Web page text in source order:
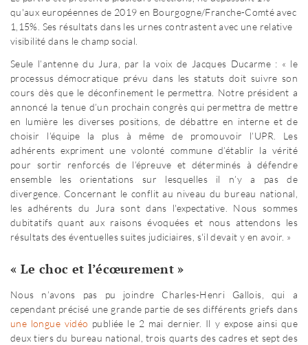
qu'aux européennes de 2019 en Bourgogne/Franche-Comté avec
1,15%. Ses résultats dans les urnes contrastent avec une relative
visibilité dans le champ social.
Seule l’antenne du Jura, par la voix de Jacques Ducarme : « le
processus démocratique prévu dans les statuts doit suivre son
cours dès que le déconfinement le permettra. Notre président a
annoncé la tenue d’un prochain congrès qui permettra de mettre
en lumière les diverses positions, de débattre en interne et de
choisir l’équipe la plus à même de promouvoir l’UPR. Les
adhérents expriment une volonté commune d’établir la vérité
pour sortir renforcés de l’épreuve et déterminés à défendre
ensemble les orientations sur lesquelles il n’y a pas de
divergence. Concernant le conflit au niveau du bureau national,
les adhérents du Jura sont dans l'expectative. Nous sommes
dubitatifs quant aux raisons évoquées et nous attendons les
résultats des éventuelles suites judiciaires, s'il devait y en avoir. »
« Le choc et l’écœurement »
Nous n’avons pas pu joindre Charles-Henri Gallois, qui a
cependant précisé une grande partie de ses différents griefs dans
une longue vidéo publiée le 2 mai dernier. Il y expose ainsi que
deux tiers du bureau national, trois quarts des cadres et sept des